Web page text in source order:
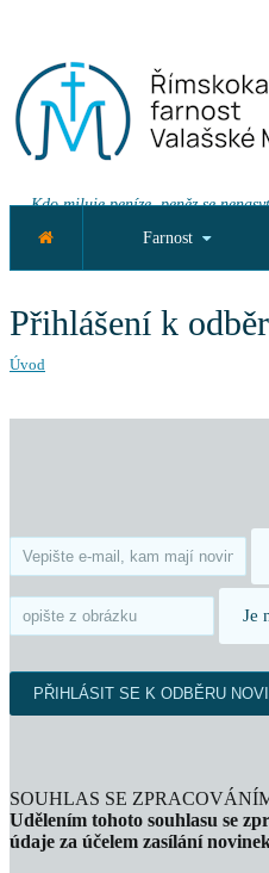
Kdo miluje peníze, peněz se
Farnost
Přihlášení k
Úvod
Je
SOUHLAS SE
Udělením tohoto souhlasu se
údaje za účelem zasílání